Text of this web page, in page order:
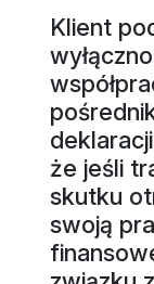
Klient
że jeśli
skutku
swoją